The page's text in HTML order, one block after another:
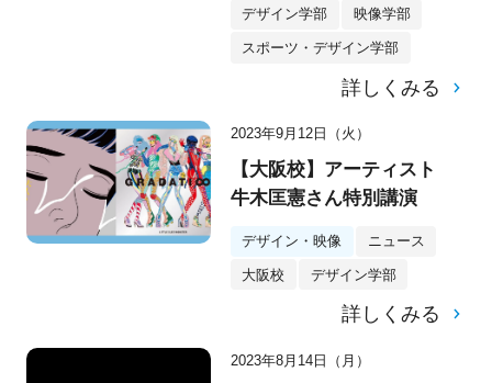
デザイン学部 映像学部
スポーツ・デザイン学部
詳しくみる
2023年9月12日（火）
【大阪校】アーティスト
牛木匡憲さん特別講演
デザイン・映像 ニュース
大阪校 デザイン学部
詳しくみる
2023年8月14日（月）